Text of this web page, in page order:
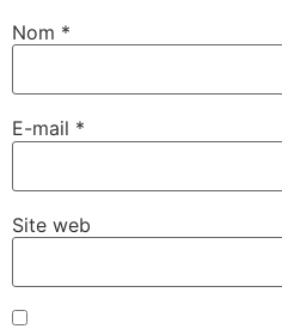
Nom *
E-mail *
Site web